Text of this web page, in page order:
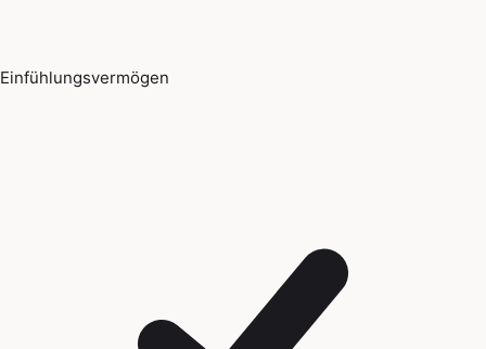
Einfühlungsvermögen